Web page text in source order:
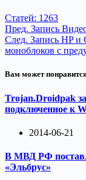
Статей: 1263
Пред. Запись
След. Запись HP и
моноблоков с
Вам может
Trojan.Droidpak
подключенное к
2014-06-21
В МВД РФ
«Эльбрус»